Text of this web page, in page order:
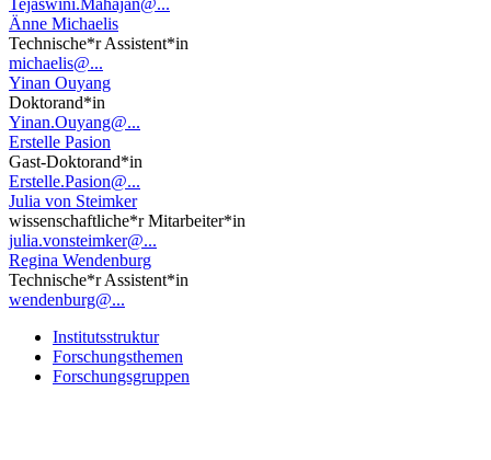
Änne Michaelis
Technische*r Assistent*in
michaelis@...
Yinan Ouyang
Doktorand*in
Yinan.Ouyang@...
Erstelle Pasion
Gast-Doktorand*in
Erstelle.Pasion@...
Julia von Steimker
wissenschaftliche*r Mitarbeiter*in
julia.vonsteimker@...
Regina Wendenburg
Technische*r Assistent*in
wendenburg@...
Institutsstruktur
Forschungsthemen
Forschungsgruppen